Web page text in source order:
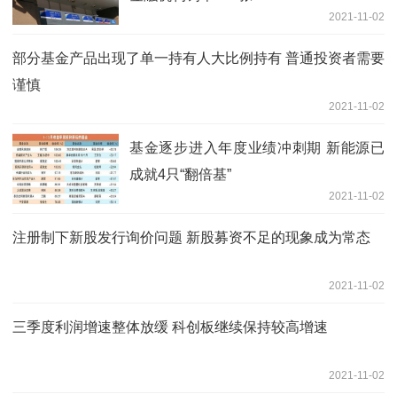
2021-11-02
部分基金产品出现了单一持有人大比例持有 普通投资者需要
谨慎
2021-11-02
基金逐步进入年度业绩冲刺期 新能源已
成就4只“翻倍基”
2021-11-02
注册制下新股发行询价问题 新股募资不足的现象成为常态
2021-11-02
三季度利润增速整体放缓 科创板继续保持较高增速
2021-11-02